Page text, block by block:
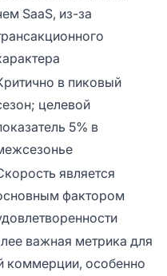
SaaS, из-за
в пиковый
целевой
5% в
является
фактором
важная метрика для
коммерции, особенно